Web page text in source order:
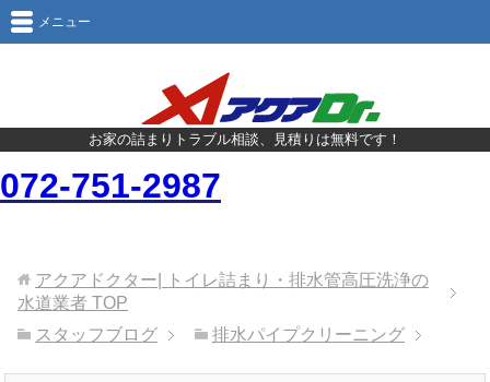
お家の詰まりトラブル相談、見積りは無料です！
072-751-2987
メニュー
アクアドクター| トイレ詰まり・排水管高圧洗浄の
水道業者 TOP
スタッフブログ
排水パイプクリーニング